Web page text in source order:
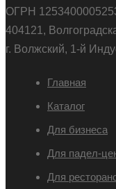
ОГРН
404121,
г. Волжский, 1-й
Главная
Каталог
Для бизнеса
Для падел-
Для